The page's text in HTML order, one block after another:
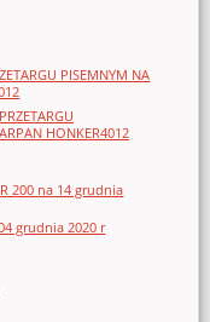
PISEMNYM NA
HONKER4012
200 na 14 grudnia
grudnia 2020 r